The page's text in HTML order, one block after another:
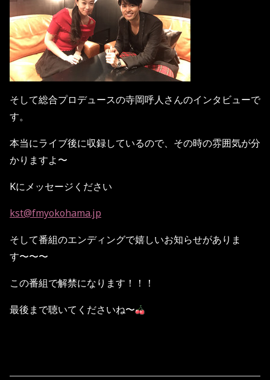
そして総合プロデュースの寺岡呼人さんのインタビューで
す。
本当にライブ後に収録しているので、その時の雰囲気が分
かりますよ〜
Kにメッセージください
kst@fmyokohama.jp
そして番組のエンディングで嬉しいお知らせがありま
す〜〜〜
この番組で解禁になります！！！
最後まで聴いてくださいね〜